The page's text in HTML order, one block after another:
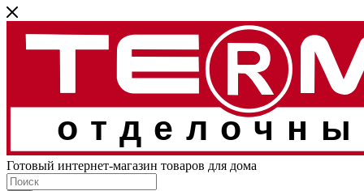
Готовый интернет-магазин товаров для дома